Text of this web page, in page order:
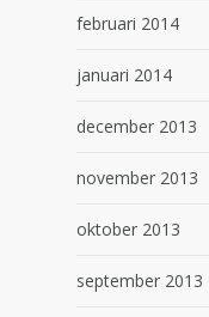
februari 2014
januari 2014
december 2013
november 2013
oktober 2013
september 2013